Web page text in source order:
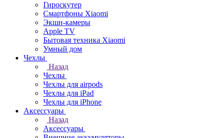
Гироскутер
Смартфоны Xiaomi
Экшн-камеры
Apple TV
Бытовая техника Xiaomi
Умный дом
Чехлы
Назад
Чехлы
Чехлы для airpods
Чехлы для iPad
Чехлы для iPhone
Аксессуары
Назад
Аксессуары